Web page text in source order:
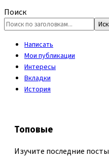
Поиск
Написать
Мои публикации
Интересы
Вкладки
История
Топовые
Изучите последние посты